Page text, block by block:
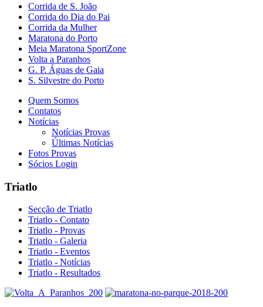
Corrida de S. João
Corrida do Dia do Pai
Corrida da Mulher
Maratona do Porto
Meia Maratona SportZone
Volta a Paranhos
G. P. Águas de Gaia
S. Silvestre do Porto
Quem Somos
Contatos
Notícias
Notícias Provas
Últimas Notícias
Fotos Provas
Sócios Login
Triatlo
Secção de Triatlo
Triatlo - Contato
Triatlo - Provas
Triatlo - Galeria
Triatlo - Eventos
Triatlo - Notícias
Triatlo - Resultados